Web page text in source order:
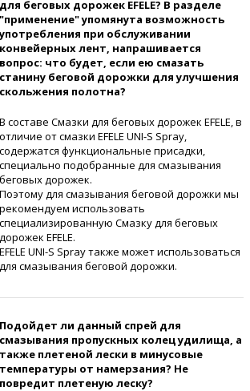
для беговых дорожек EFELE? В разделе
"применение" упомянута возможность
употребления при обслуживании
конвейерных лент, напрашивается
вопрос: что будет, если ею смазать
станину беговой дорожки для улучшения
скольжения полотна?
В составе Смазки для беговых дорожек EFELE, в
отличие от смазки EFELE UNI-S Spray,
содержатся функциональные присадки,
специально подобранные для смазывания
беговых дорожек.
Поэтому для смазывания беговой дорожки мы
рекомендуем использовать
специализированную Смазку для беговых
дорожек EFELE.
EFELE UNI-S Spray также может использоваться
для смазывания беговой дорожки.
Подойдет ли данный спрей для
смазывания пропускных колец удилища, а
также плетеной лески в минусовые
температуры от намерзания? Не
повредит плетеную леску?